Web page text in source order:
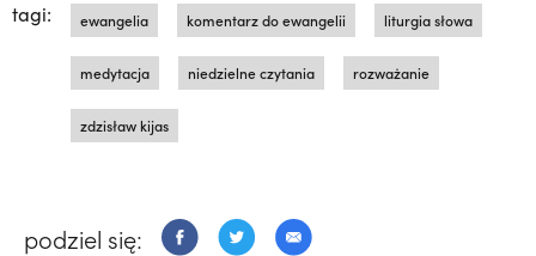
tagi: ewangelia komentarz do ewangelii liturgia słowa
medytacja niedzielne czytania rozważanie
zdzisław kijas
podziel się: